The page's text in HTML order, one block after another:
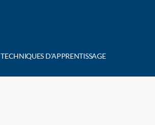
TECHNIQUES D’APPRENTISSAGE